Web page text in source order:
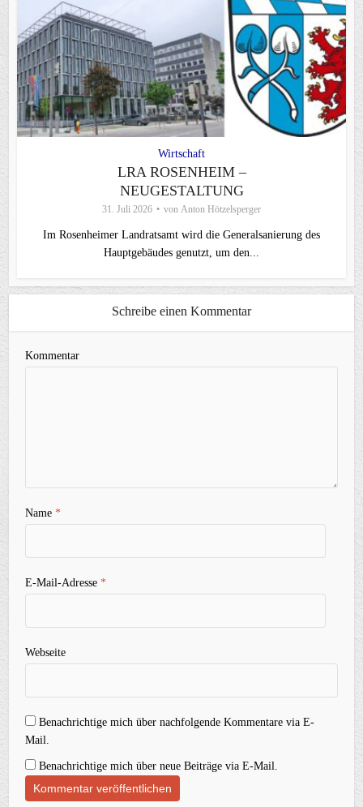
Wirtschaft
LRA ROSENHEIM –
NEUGESTALTUNG
31. Juli 2026 von Anton Hötzelsperger
Im Rosenheimer Landratsamt wird die Generalsanierung des
Hauptgebäudes genutzt, um den...
Schreibe einen Kommentar
Kommentar
Name*
E-Mail-Adresse*
Webseite
Benachrichtige mich über nachfolgende Kommentare via E-
Mail.
Benachrichtige mich über neue Beiträge via E-Mail.